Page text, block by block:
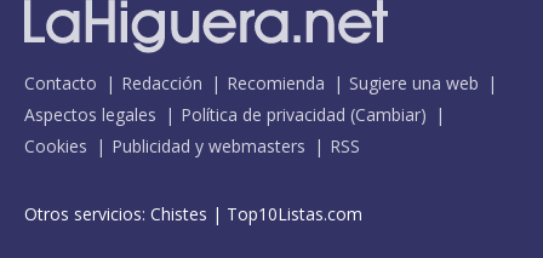
Contacto Redacción Recomienda
Sugiere una web
Aspectos legales
Política de privacidad (Cambiar)
Cookies
Publicidad y webmasters RSS
Otros servicios: Chistes | Top10Listas.com